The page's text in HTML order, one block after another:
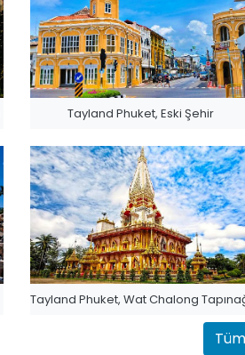
Tayland Phuket, Eski Şehir
Tayland Phuket, Wat Chalong